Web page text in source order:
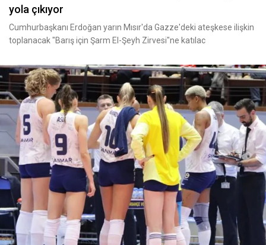
yola çıkıyor
Cumhurbaşkanı Erdoğan yarın Mısır'da Gazze'deki ateşkese ilişkin
toplanacak "Barış için Şarm El-Şeyh Zirvesi"ne katılac